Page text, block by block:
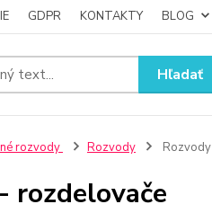
GDPR KONTAKTY BLOG
Hľadať
rozvody Rozvody
rozdelovače